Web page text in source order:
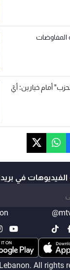
المفاوضات
أمام خيارين: أيّ
الفيديوهات في
All rights